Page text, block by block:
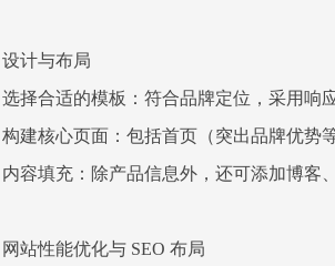
设计与布局
选择合适的模板：符合品牌定位，采用响
构建核心页面：包括首页（突出品牌优势
内容填充：除产品信息外，还可添加博客
网站性能优化与 SEO 布局